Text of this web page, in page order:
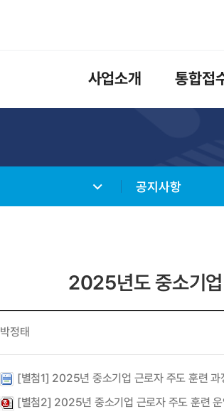
사업소개 통합접
공지사항
2025년도 중소기업
박정태
[별첨1] 2025년 중소기업 근로자 주도 훈련
[별첨2] 2025년 중소기업 근로자 주도 훈련